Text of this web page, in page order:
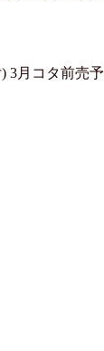
) 3月コタ前売